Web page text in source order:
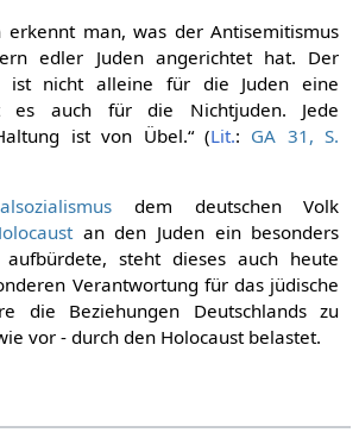
erkennt man, was der Antisemitismus
edler Juden angerichtet hat. Der
ist nicht alleine für die Juden eine
es auch für die Nichtjuden. Jede
ist von Übel.“ (Lit.: GA 31, S.
dem deutschen Volk
an den Juden ein besonders
aufbürdete, steht dieses auch heute
Verantwortung für das jüdische
die Beziehungen Deutschlands zu
vor - durch den Holocaust belastet.